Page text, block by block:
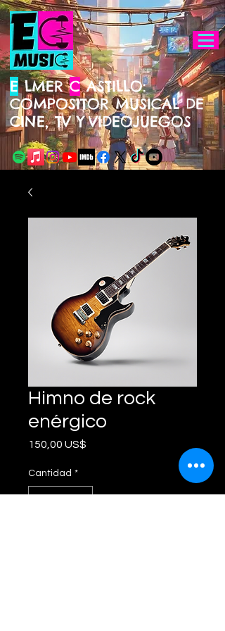
E LMER C ASTILLO:
COMPOSITOR MUSICAL DE
CINE, TV Y VIDEOJUEGOS
Himno de rock
enérgico
150,00 US$
Cantidad *